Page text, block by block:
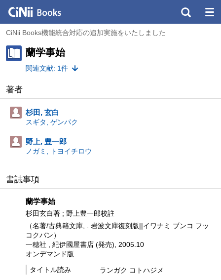
CiNii Books機能統合対応の追加実施をいたしました
蘭学事始
関連文献: 1件
著者
杉田, 玄白
スギタ, ゲンパク
野上, 豊一郎
ノガミ, トヨイチロウ
書誌事項
蘭学事始
杉田玄白著 ; 野上豊一郎校註
（名著/古典籍文庫, . 岩波文庫復刻版||イワナミ ブンコ フッ
コクバン）
一穂社 , 紀伊國屋書店 (発売), 2005.10
オンデマンド版
タイトル読み
ランガク コトハジメ